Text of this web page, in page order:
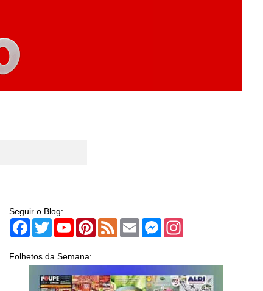
Seguir o Blog:
Facebook
TwitterYouTubePinterest
Feed Email Messenger
Folhetos da Semana: